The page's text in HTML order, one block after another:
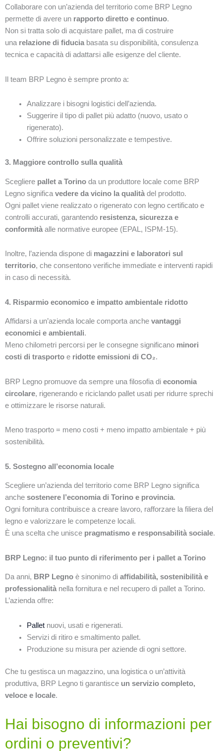
Collaborare con un’azienda del territorio come BRP Legno
permette di avere un rapporto diretto e continuo.
Non si tratta solo di acquistare pallet, ma di costruire
una relazione di fiduciabasata su disponibilità, consulenza
tecnica e capacità di adattarsi alle esigenze del cliente.
Il team BRP Legno è sempre pronto a:
Analizzare i bisogni logistici dell’azienda.
Suggerire il tipo di pallet più adatto (nuovo, usato o
rigenerato).
Offrire soluzioni personalizzate e tempestive.
3. Maggiore controllo sulla qualità
Scegliere pallet a Torino da un produttore locale come BRP
Legno significa vedere da vicino la qualità del prodotto.
Ogni pallet viene realizzato o rigenerato con legno certificato e
controlli accurati, garantendo resistenza, sicurezza e
conformità alle normative europee (EPAL, ISPM-15).
Inoltre, l’azienda dispone di magazzini e laboratori sul
territorio, che consentono verifiche immediate e interventi rapidi
in caso di necessità.
4. Risparmio economico e impatto ambientale ridotto
Affidarsi a un’azienda locale comporta anche vantaggi
economici e ambientali.
Meno chilometri percorsi per le consegne significano minori
costi di trasporto e ridotte emissioni di CO₂.
BRP Legno promuove da sempre una filosofia di economia
circolare, rigenerando e riciclando pallet usati per ridurre sprechi
e ottimizzare le risorse naturali.
Meno trasporto = meno costi + meno impatto ambientale + più
sostenibilità.
5. Sostegno all’economia locale
Scegliere un’azienda del territorio come BRP Legno significa
anche sostenere l’economia di Torino e provincia.
Ogni fornitura contribuisce a creare lavoro, rafforzare la filiera del
legno e valorizzare le competenze locali.
È una scelta che unisce pragmatismo e responsabilità sociale.
BRP Legno: il tuo punto di riferimento per i pallet a Torino
Da anni, BRP Legno è sinonimo di affidabilità, sostenibilità e
professionalità nella fornitura e nel recupero di pallet a Torino.
L’azienda offre:
Pallet nuovi, usati e rigenerati.
Servizi di ritiro e smaltimento pallet.
Produzione su misura per aziende di ogni settore.
Che tu gestisca un magazzino, una logistica o un’attività
produttiva, BRP Legno ti garantisce un servizio completo,
veloce e locale.
Hai bisogno di informazioni per
ordini o preventivi?